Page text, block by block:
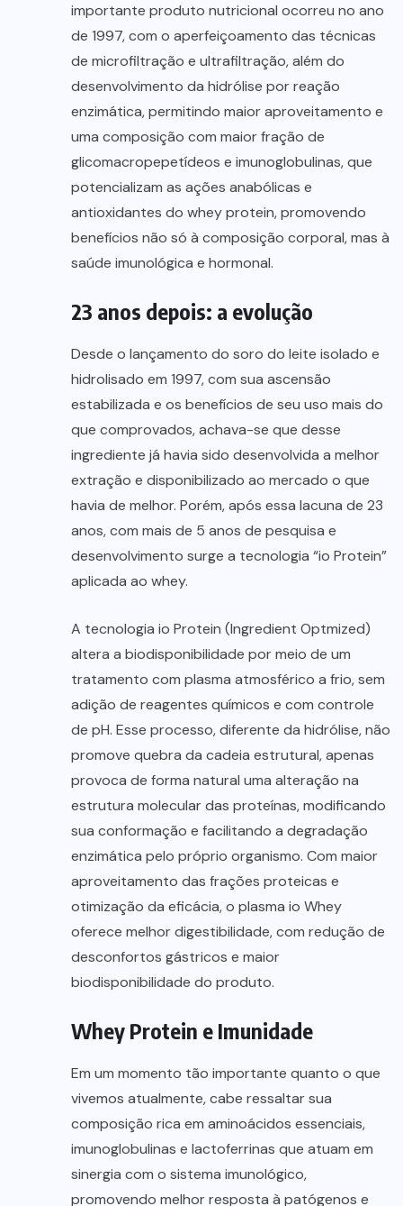
importante produto nutricional ocorreu no ano
de 1997, com o aperfeiçoamento das técnicas
de microfiltração e ultrafiltração, além do
desenvolvimento da hidrólise por reação
enzimática, permitindo maior aproveitamento e
uma composição com maior fração de
glicomacropepetídeos e imunoglobulinas, que
potencializam as ações anabólicas e
antioxidantes do whey protein, promovendo
benefícios não só à composição corporal, mas à
saúde imunológica e hormonal.
23 anos depois: a evolução
Desde o lançamento do soro do leite isolado e
hidrolisado em 1997, com sua ascensão
estabilizada e os benefícios de seu uso mais do
que comprovados, achava-se que desse
ingrediente já havia sido desenvolvida a melhor
extração e disponibilizado ao mercado o que
havia de melhor. Porém, após essa lacuna de 23
anos, com mais de 5 anos de pesquisa e
desenvolvimento surge a tecnologia “io Protein”
aplicada ao whey.
A tecnologia io Protein (Ingredient Optmized)
altera a biodisponibilidade por meio de um
tratamento com plasma atmosférico a frio, sem
adição de reagentes químicos e com controle
de pH. Esse processo, diferente da hidrólise, não
promove quebra da cadeia estrutural, apenas
provoca de forma natural uma alteração na
estrutura molecular das proteínas, modificando
sua conformação e facilitando a degradação
enzimática pelo próprio organismo. Com maior
aproveitamento das frações proteicas e
otimização da eficácia, o plasma io Whey
oferece melhor digestibilidade, com redução de
desconfortos gástricos e maior
biodisponibilidade do produto.
Whey Protein e Imunidade
Em um momento tão importante quanto o que
vivemos atualmente, cabe ressaltar sua
composição rica em aminoácidos essenciais,
imunoglobulinas e lactoferrinas que atuam em
sinergia com o sistema imunológico,
promovendo melhor resposta à patógenos e